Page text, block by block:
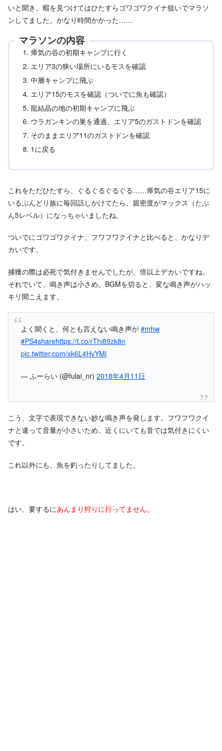
いと聞き、暇を見つけてはひたすらゴワゴワクイナ狙いでマラソ
ンしてました。かなり時間かかった……
マラソンの内容
瘴気の谷の初期キャンプに行く
エリア3の狭い場所にいるモスを確認
中層キャンプに飛ぶ
エリア15のモスを確認（ついでに魚も確認）
龍結晶の地の初期キャンプに飛ぶ
ウラガンキンの巣を通過、エリア5のガストドンを確認
そのままエリア11のガストドンを確認
1に戻る
これをただひたすら、ぐるぐるぐるぐる……瘴気の谷エリア15に
いるぶんどり族に毎回話しかけてたら、親密度がマックス（たぶ
ん5レベル）になっちゃいましたね。
ついでにゴワゴワクイナ、フワフワクイナと比べると、かなりデ
カいです。
捕獲の際は必死で気付きませんでしたが、倍以上デカいですね。
それでいて、鳴き声は小さめ。BGMを切ると、変な鳴き声がハッ
キリ聞こえます。
よく聞くと、何とも言えない鳴き声が#mhw
#PS4sharehttps://t.co/rThi89zk8n
pic.twitter.com/xk6L4HvYMi
— ふーらい (@fulai_nr)2018年4月11日
こう、文字で表現できない妙な鳴き声を発します。フワフワクイ
ナと違って音量が小さいため、近くにいても音では気付きにくい
です。
これ以外にも、魚を釣ったりしてました。
はい、要するにあんまり狩りに行ってません。